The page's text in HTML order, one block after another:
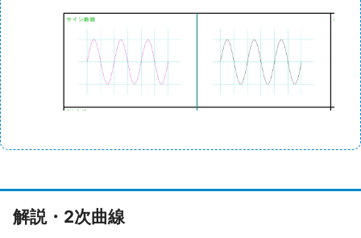
解説・2次曲線